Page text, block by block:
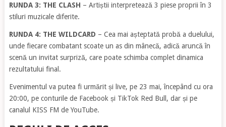
RUNDA 3: THE CLASH – Artiștii interpretează 3 piese proprii în 3
stiluri muzicale diferite.
RUNDA 4: THE WILDCARD – Cea mai așteptată probă a duelului,
unde fiecare combatant scoate un as din mânecă, adică aruncă în
scenă un invitat surpriză, care poate schimba complet dinamica
rezultatului final.
Evenimentul va putea fi urmărit și live, pe 23 mai, începând cu ora
20:00, pe conturile de Facebook și TikTok Red Bull, dar și pe
canalul KISS FM de YouTube.